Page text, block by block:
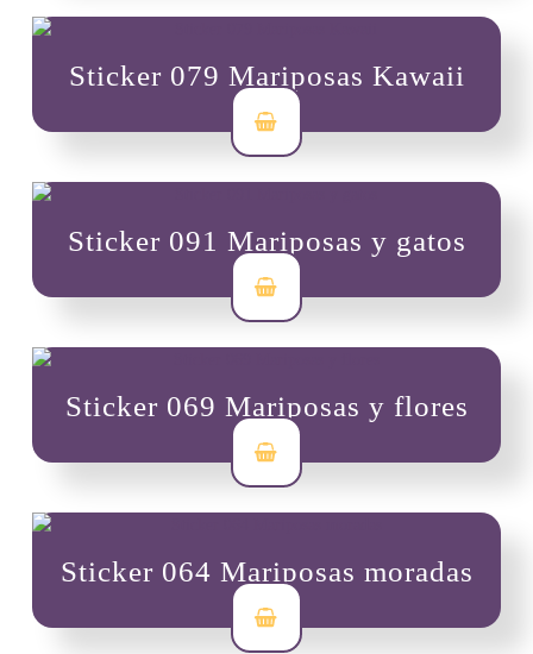
Sticker 079 Mariposas Kawaii
$ 3,500
Sticker 091 Mariposas y gatos
$ 3,500
Sticker 069 Mariposas y flores
$ 3,500
Sticker 064 Mariposas moradas
$ 3,500